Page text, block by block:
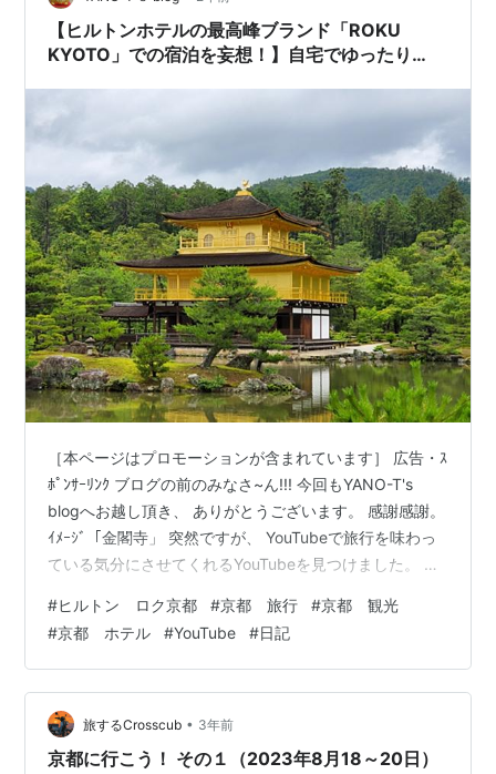
御所内の案内図。順路の看板に…
【ヒルトンホテルの最高峰ブランド「ROKU
KYOTO」での宿泊を妄想！】自宅でゆったり
［本ページはプロモーションが含まれています］ 広告・ｽ
ﾎﾟﾝｻｰﾘﾝｸ ブログの前のみなさ~ん!!! 今回もYANO-T's
blogへお越し頂き、 ありがとうございます。 感謝感謝。
ｲﾒｰｼﾞ「金閣寺」 突然ですが、 YouTubeで旅行を味わっ
ている気分にさせてくれるYouTubeを見つけました。 行
「ROKU KYOTO」！ 大人の気分を満喫させてくれる上
質な旅！ 画像は主観で！ 音はＢＧＭのみ！ ゆっくり妄
想旅を味わうには最適です(´▽｀) その動画がこちら！
【ホテル宿泊記】京都旅行でROKU KYOTOに宿泊したの
で詳細レビューしま…
#ヒルトン ロク京都 #京都 旅行 #京都 観光
#京都 ホテル #YouTube #日記
旅するCrosscub • 3年前
京都に行こう！ その１（2023年8月18～20日）